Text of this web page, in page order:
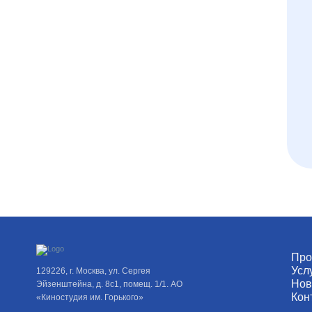
129226, г. Москва, ул. Сергея
Эйзенштейна, д. 8с1, помещ. 1/1. АО
«Киностудия им. Горького»